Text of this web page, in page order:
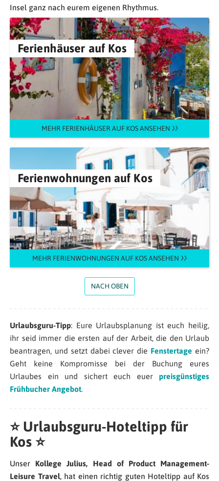
Insel ganz nach eurem eigenen Rhythmus.
Ferienhäuser auf Kos
MEHR FERIENHÄUSER AUF KOS ANSEHEN
Ferienwohnungen auf Kos
MEHR FERIENWOHNUNGEN AUF KOS ANSEHEN
NACH OBEN
Urlaubsguru-Tipp: Eure Urlaubsplanung ist euch heilig,
ihr seid immer die ersten auf der Arbeit, die den Urlaub
beantragen, und setzt dabei clever die Fenstertage ein?
Geht keine Kompromisse bei der Buchung eures
Urlaubes ein und sichert euch euer preisgünstiges
Frühbucher Angebot.
⭐ Urlaubsguru-Hoteltipp für
Kos ⭐
Unser Kollege Julius, Head of Product Management-
Leisure Travel, hat einen richtig guten Hoteltipp auf Kos